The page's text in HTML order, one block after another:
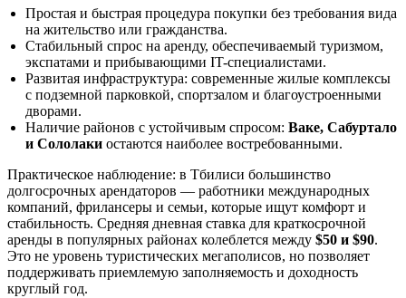
Простая и быстрая процедура покупки без требования вида
на жительство или гражданства.
Стабильный спрос на аренду, обеспечиваемый туризмом,
экспатами и прибывающими IT-специалистами.
Развитая инфраструктура: современные жилые комплексы
с подземной парковкой, спортзалом и благоустроенными
дворами.
Наличие районов с устойчивым спросом: Ваке, Сабуртало
и Сололаки остаются наиболее востребованными.
Практическое наблюдение: в Тбилиси большинство
долгосрочных арендаторов — работники международных
компаний, фрилансеры и семьи, которые ищут комфорт и
стабильность. Средняя дневная ставка для краткосрочной
аренды в популярных районах колеблется между $50 и $90.
Это не уровень туристических мегаполисов, но позволяет
поддерживать приемлемую заполняемость и доходность
круглый год.